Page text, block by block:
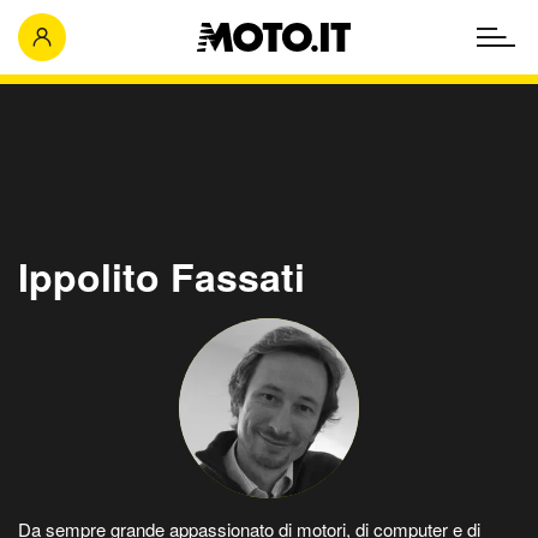
Ippolito Fassati
Da sempre grande appassionato di motori, di computer e di